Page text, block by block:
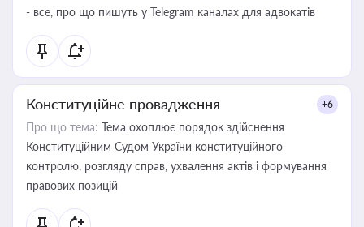
- все, про що пишуть у Telegram каналах для адвокатів
Конституційне провадження +6
Про що тема: Тема охоплює порядок здійснення
Конституційним Судом України конституційного
контролю, розгляду справ, ухвалення актів і формування
правових позицій